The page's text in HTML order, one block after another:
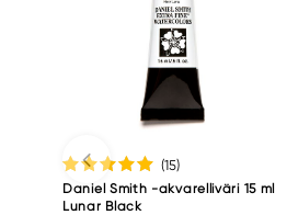
(15)
Daniel Smith -akvarelliväri 15 ml
Lunar Black